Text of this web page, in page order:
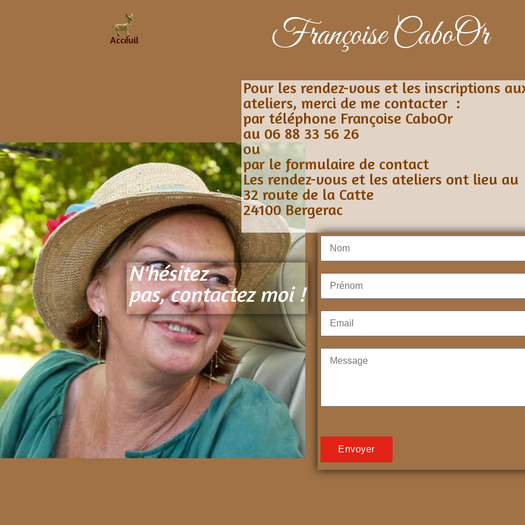
Françoise CaboOr
Acceuil
Pour les rendez-vous et les inscriptions
ateliers, merci de me contacter :
par téléphone Françoise CaboOr
au 06 88 33 56 26
ou
par le formulaire de contact
Les rendez-vous et les ateliers ont lieu
32 route de la Catte
24100 Bergerac
N'hésitez
pas, contactez moi !